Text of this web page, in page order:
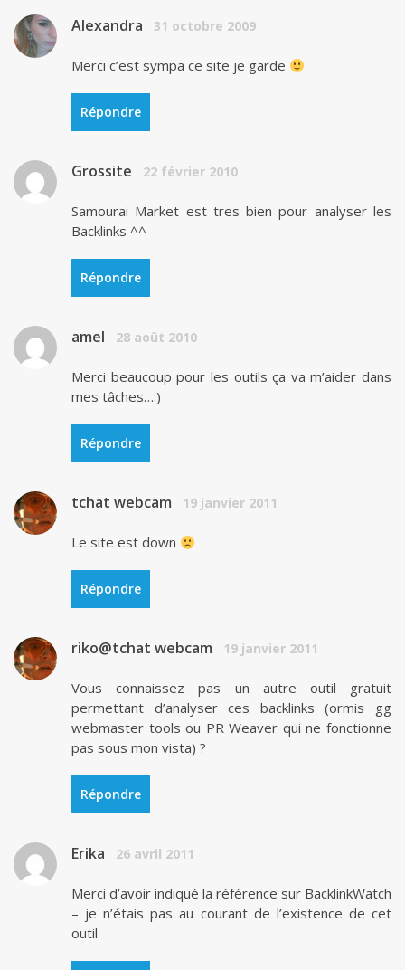
Alexandra 31 octobre 2009
Merci c’est sympa ce site je garde
Répondre
Grossite 22 février 2010
Samourai Market est tres bien pour analyser les
Backlinks ^^
Répondre
amel 28 août 2010
Merci beaucoup pour les outils ça va m’aider dans
mes tâches…:)
Répondre
tchat webcam 19 janvier 2011
Le site est down
Répondre
riko@tchat webcam 19 janvier 2011
Vous connaissez pas un autre outil gratuit
permettant d’analyser ces backlinks (ormis gg
webmaster tools ou PR Weaver qui ne fonctionne
pas sous mon vista) ?
Répondre
Erika 26 avril 2011
Merci d’avoir indiqué la référence sur BacklinkWatch
– je n’étais pas au courant de l’existence de cet
outil